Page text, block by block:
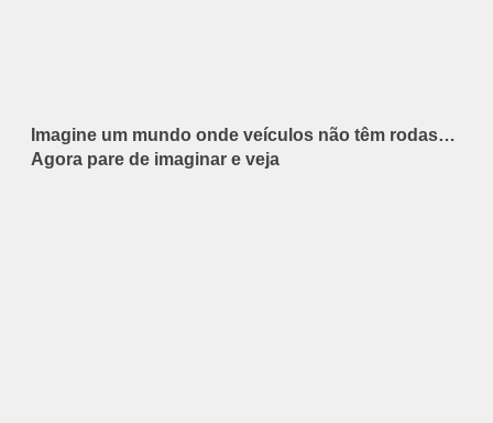
Imagine um mundo onde veículos não têm rodas…
Agora pare de imaginar e veja